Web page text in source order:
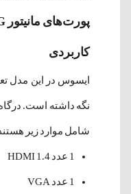
کاربردی
ایسوس در این مدل
شامل موارد زیر
1 عدد HDMI 1.4
1 عدد VGA